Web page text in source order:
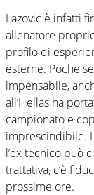
Lazovic è infatti
allenatore
profilo di
esterne. Poche
impensabile,
all’Hellas ha
campionato e
imprescindibile.
l’ex tecnico può
trattativa, c’è
prossime ore.